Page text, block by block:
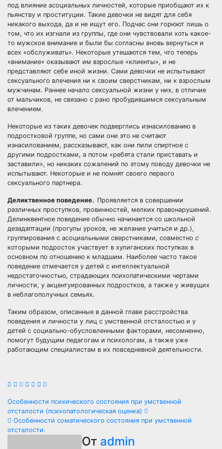
под влияние асоциальных личностей, которые приобщают их к
пьянству и проституции. Такие девочки не видят для себя
никакого выхода, да и не ищут его. Подчас они горюют лишь о
том, что их изгнали из группы, где они чувствовали хоть какое-
то мужское внимание и были бы согласны вновь вернуться и
всех «обслуживать». Некоторые утешаются тем, что теперь
«внимание» оказывают им взрослые «клиенты», и не
представляют себе иной жизни. Сами девочки не испытывают
сексуального влечения ни к своим сверстникам, ни к взрослым
мужчинам. Раннее начало сексуальной жизни у них, в отличие
от мальчиков, не связано с рано пробудившимся сексуальным
влечением.
Некоторые из таких девочек подверглись изнасилованию в
подростковой группе, но сами они это не считают
изнасилованием, рассказывают, как они пили спиртное с
другими подростками, а потом «ребята стали приставать и
заставили», но никаких сожалений по этому поводу девочки не
испытывают. Некоторые и не помнят своего первого
сексуального партнера.
Деликтвенное поведение. Проявляется в совершении
различных проступков, провинностей, мелких правонарушений.
Делинквентное поведение обычно начинается со школьной
дезадаптации (прогулы уроков, не желание учиться и др.),
группирования с асоциальными сверстниками, совместно с
которыми подросток участвует в хулиганских поступках в
основном по отношению к младшим. Наиболее часто такое
поведение отмечается у детей с интеллектуальной
недостаточностью, страдающих психопатическими чертами
личности, у акцентуированных подростков, а также у живущих
в неблагополучных семьях.
Таким образом, описанные в данной главе расстройства
поведения и личности у лиц с умственной отсталостью и у
детей с социально-обусловленными факторами, несомненно,
помогут будущим педагогам и психологам, а также уже
работающим специалистам в их повседневной деятельности.
Навигация
по
Особенности психического состояния при умственной
отсталости (психопатологическая оценка)
Особенности соматического состояния при умственной
отсталости.
От admin